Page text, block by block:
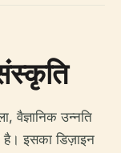
वैज्ञानिक उन्नति
है। इसका डिज़ाइन